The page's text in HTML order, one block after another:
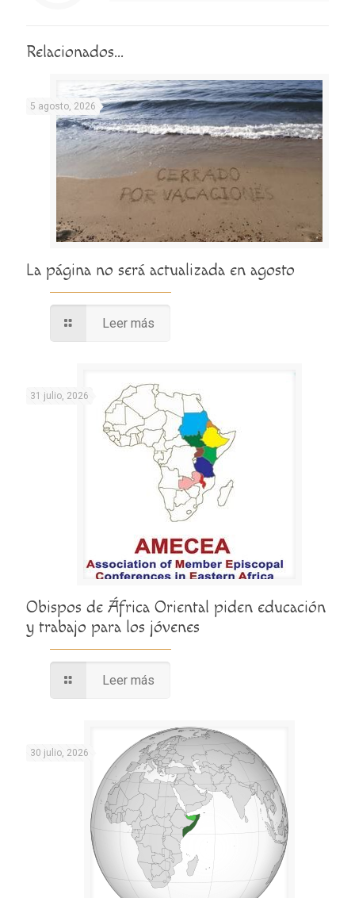
Relacionados...
5 agosto, 2026
La página no será actualizada en agosto
Leer más
31 julio, 2026
Obispos de África Oriental piden educación
y trabajo para los jóvenes
Leer más
30 julio, 2026